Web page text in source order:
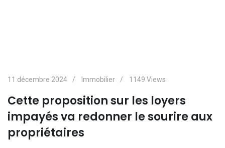
11 décembre 2024 Immobilier 1149 Views
Cette proposition sur les loyers
impayés va redonner le sourire aux
propriétaires